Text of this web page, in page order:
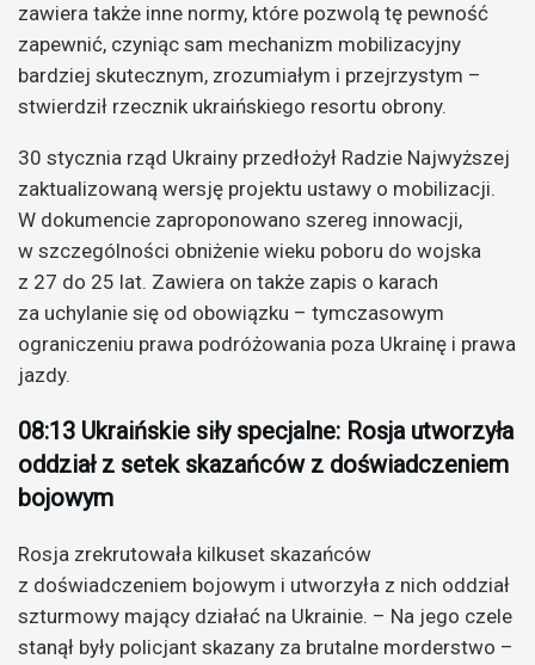
zawiera także inne normy, które pozwolą tę pewność
zapewnić, czyniąc sam mechanizm mobilizacyjny
bardziej skutecznym, zrozumiałym i przejrzystym –
stwierdził rzecznik ukraińskiego resortu obrony.
30 stycznia rząd Ukrainy przedłożył Radzie Najwyższej
zaktualizowaną wersję projektu ustawy o mobilizacji.
W dokumencie zaproponowano szereg innowacji,
w szczególności obniżenie wieku poboru do wojska
z 27 do 25 lat. Zawiera on także zapis o karach
za uchylanie się od obowiązku – tymczasowym
ograniczeniu prawa podróżowania poza Ukrainę i prawa
jazdy.
08:13 Ukraińskie siły specjalne: Rosja utworzyła
oddział z setek skazańców z doświadczeniem
bojowym
Rosja zrekrutowała kilkuset skazańców
z doświadczeniem bojowym i utworzyła z nich oddział
szturmowy mający działać na Ukrainie. – Na jego czele
stanął były policjant skazany za brutalne morderstwo –